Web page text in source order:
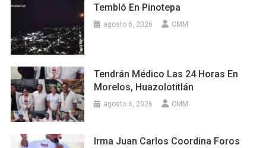
Tembló En Pinotepa
agosto 6, 2026 CMM
Tendrán Médico Las 24 Horas En
Morelos, Huazolotitlán
agosto 6, 2026 CMM
Irma Juan Carlos Coordina Foros